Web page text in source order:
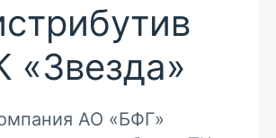
«Звезда»
АО «БФГ»